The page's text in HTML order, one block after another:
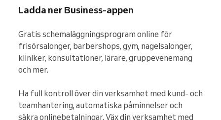
Ladda ner Business-appen
Gratis schemaläggningsprogram online för
frisörsalonger, barbershops, gym, nagelsalonger,
kliniker, konsultationer, lärare, gruppevenemang
och mer.
Ha full kontroll över din verksamhet med kund- och
teamhantering, automatiska påminnelser och
säkra onlinebetalningar. Väx din verksamhet med